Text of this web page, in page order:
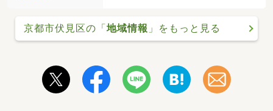
京都市伏見区の「 地域情報 」をもっと見る